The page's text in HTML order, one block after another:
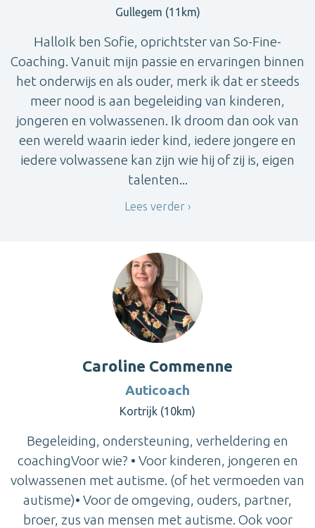
Gullegem (11km)
HalloIk ben Sofie, oprichtster van So-Fine-
Coaching. Vanuit mijn passie en ervaringen binnen
het onderwijs en als ouder, merk ik dat er steeds
meer nood is aan begeleiding van kinderen,
jongeren en volwassenen. Ik droom dan ook van
een wereld waarin ieder kind, iedere jongere en
iedere volwassene kan zijn wie hij of zij is, eigen
talenten...
Lees verder
Caroline Commenne
Auticoach
Kortrijk (10km)
Begeleiding, ondersteuning, verheldering en
coachingVoor wie? • Voor kinderen, jongeren en
volwassenen met autisme. (of het vermoeden van
autisme)• Voor de omgeving, ouders, partner,
broer, zus van mensen met autisme. Ook voor